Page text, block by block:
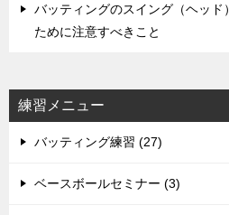
バッティングのスイング（ヘッド
ために注意すべきこと
練習メニュー
バッティング練習 (27)
ベースボールセミナー (3)